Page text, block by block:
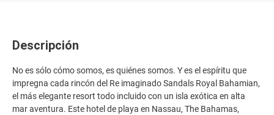
Descripción
No es sólo cómo somos, es quiénes somos. Y es el espíritu que
impregna cada rincón del Re imaginado Sandals Royal Bahamian,
el más elegante resort todo incluido con un isla exótica en alta
mar aventura. Este hotel de playa en Nassau, The Bahamas,